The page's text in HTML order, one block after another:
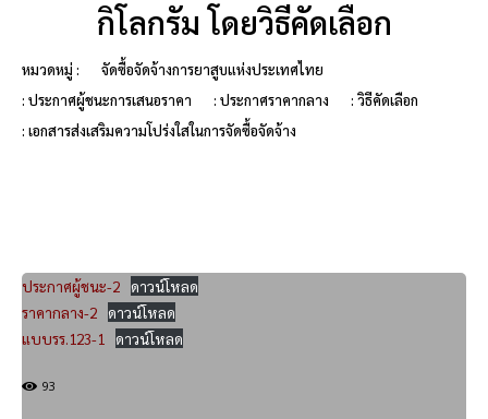
กิโลกรัม โดยวิธีคัดเลือก
หมวดหมู่ :
จัดซื้อจัดจ้างการยาสูบแห่งประเทศไทย
: ประกาศผู้ชนะการเสนอราคา
: ประกาศราคากลาง
: วิธีคัดเลือก
: เอกสารส่งเสริมความโปร่งใสในการจัดซื้อจัดจ้าง
ประกาศผู้ชนะ-2
ดาวน์โหลด
ราคากลาง-2
ดาวน์โหลด
แบบรร.123-1
ดาวน์โหลด
93